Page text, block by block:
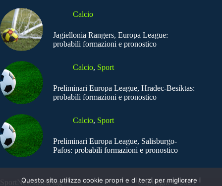
Calcio
Jagiellonia Rangers, Europa League:
probabili formazioni e pronostico
Calcio, Sport
Preliminari Europa League, Hradec-Besiktas:
probabili formazioni e pronostico
Calcio, Sport
Preliminari Europa League, Salisburgo-
Pafos: probabili formazioni e pronostico
SportNews.BetFlag - Copyright © 2025
Questo sito utilizza cookie propri e di terzi per migliorare i